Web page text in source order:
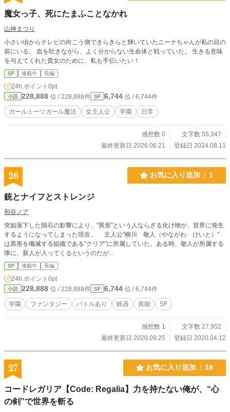
魔女っ子、死にたまふことなかれ
山神まつり
小さい頃からテレビの向こう側できらきらと輝いていたニーナちゃんが私の目の
前にいる。 血を吐きながら、よく分からない生命体と戦っていた。 生きる意味
を与えてくれた貴女のために、私も手伝いたい！
SF 連載中 長編
24h.ポイント 0pt
小説 228,888 位 / 228,888件 SF 6,744 位 / 6,744件
ガールミーツガール魔法 女主人公 学園 日常
感想数 0
文字数 55,347
最終更新日 2026.06.21
登録日 2024.08.11
26 お気に入り追加 1
銃とナイフとストレンジ
和谷ノア
突如落下した隕石の影響により、"異形"という人ならざる化け物が、世界に発生
するようになってしまった現在、 主人公"柳川 敬人（やながわ けいと）"
は異形を殲滅する組織である"クリア"に所属していた。ある時、敬人が所属する
隊に、新人が入ってくるというのだが…
SF 連載中 長編
24h.ポイント 0pt
小説 228,888 位 / 228,888件 SF 6,744 位 / 6,744件
学園 ファンタジー バトルあり 銃器 異能 SF
感想数 1
文字数 27,952
最終更新日 2020.09.25
登録日 2020.04.12
27 お気に入り追加 18
コードレガリア【Code: Regalia】力を持たない俺が、“心
の剣”で世界を斬る